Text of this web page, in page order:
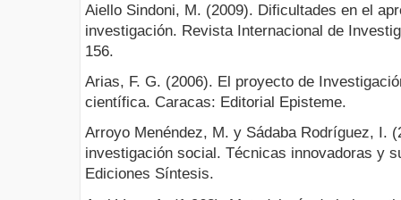
Aiello Sindoni, M. (2009). Dificultades en el
investigación. Revista Internacional de
156.
Arias, F. G. (2006). El proyecto de
científica. Caracas: Editorial Episteme.
Arroyo Menéndez, M. y Sádaba Rodríguez, I.
investigación social. Técnicas innovadoras y
Ediciones Síntesis.